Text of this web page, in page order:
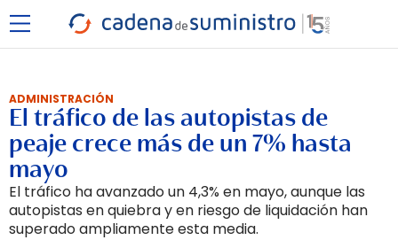
ADMINISTRACIÓN
El tráfico de las autopistas de
peaje crece más de un 7% hasta
mayo
El tráfico ha avanzado un 4,3% en mayo, aunque las
autopistas en quiebra y en riesgo de liquidación han
superado ampliamente esta media.